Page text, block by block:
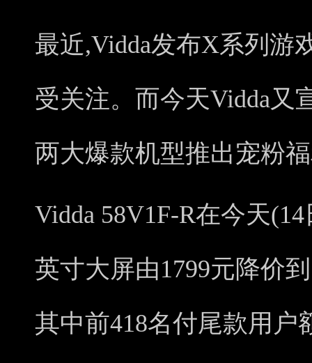
最近,Vidda发布X系列游
受关注。而今天Vidda又
两大爆款机型推出宠粉
Vidda 58V1F-R在今天
英寸大屏由1799元降价
其中前418名付尾款用户